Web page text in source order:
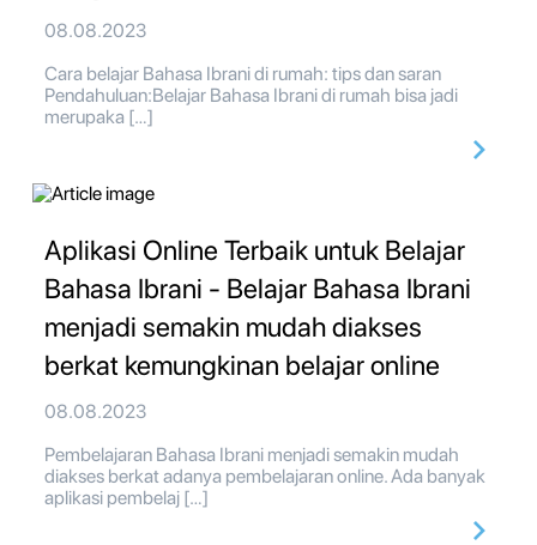
08.08.2023
Cara belajar Bahasa Ibrani di rumah: tips dan saran
Pendahuluan:Belajar Bahasa Ibrani di rumah bisa jadi
merupaka […]
Aplikasi Online Terbaik untuk Belajar
Bahasa Ibrani - Belajar Bahasa Ibrani
menjadi semakin mudah diakses
berkat kemungkinan belajar online
08.08.2023
Pembelajaran Bahasa Ibrani menjadi semakin mudah
diakses berkat adanya pembelajaran online. Ada banyak
aplikasi pembelaj […]